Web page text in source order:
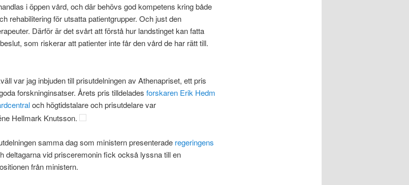
i öppen vård, och där behövs god kompetens kring både
rehabilitering för utsatta patientgrupper. Och just den
Därför är det svårt att förstå hur landstinget kan fatta
som riskerar att patienter inte får den vård de har rätt till.
var jag inbjuden till prisutdelningen av Athenapriset, ett pris
forskninginsatser. Årets pris tilldelades forskaren Erik Hedm
och högtidstalare och prisutdelare var
Hellmark Knutsson.
samma dag som ministern presenterade regeringens
deltagarna vid prisceremonin fick också lyssna till en
från ministern.